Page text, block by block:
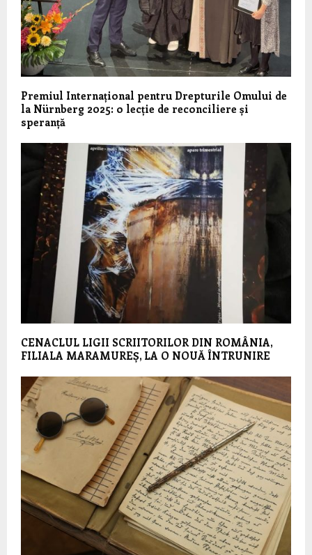
Premiul Internațional pentru Drepturile Omului de
la Nürnberg 2025: o lecție de reconciliere și
speranță
CENACLUL LIGII SCRIITORILOR DIN ROMÂNIA,
FILIALA MARAMUREȘ, LA O NOUĂ ÎNTRUNIRE